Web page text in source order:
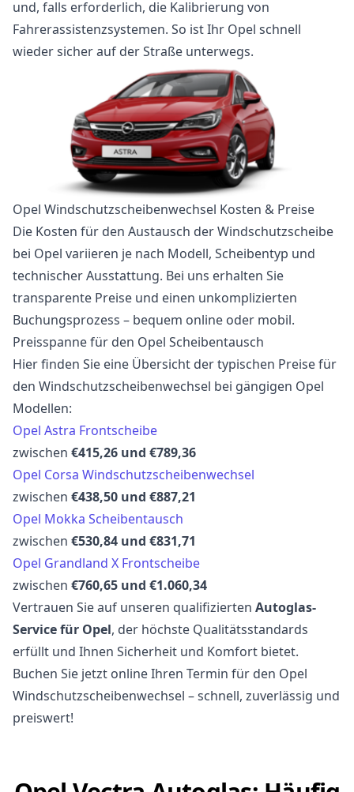
und, falls erforderlich, die Kalibrierung von
Fahrerassistenzsystemen. So ist Ihr Opel schnell
wieder sicher auf der Straße unterwegs.
Opel Windschutzscheibenwechsel Kosten & Preise
Die Kosten für den Austausch der Windschutzscheibe
bei Opel variieren je nach Modell, Scheibentyp und
technischer Ausstattung. Bei uns erhalten Sie
transparente Preise und einen unkomplizierten
Buchungsprozess – bequem online oder mobil.
Preisspanne für den Opel Scheibentausch
Hier finden Sie eine Übersicht der typischen Preise für
den Windschutzscheibenwechsel bei gängigen Opel
Modellen:
Opel Astra Frontscheibe
zwischen €415,26 und €789,36
Opel Corsa Windschutzscheibenwechsel
zwischen €438,50 und €887,21
Opel Mokka Scheibentausch
zwischen €530,84 und €831,71
Opel Grandland X Frontscheibe
zwischen €760,65 und €1.060,34
Vertrauen Sie auf unseren qualifizierten Autoglas-
Service für Opel, der höchste Qualitätsstandards
erfüllt und Ihnen Sicherheit und Komfort bietet.
Buchen Sie jetzt online Ihren Termin für den Opel
Windschutzscheibenwechsel – schnell, zuverlässig und
preiswert!